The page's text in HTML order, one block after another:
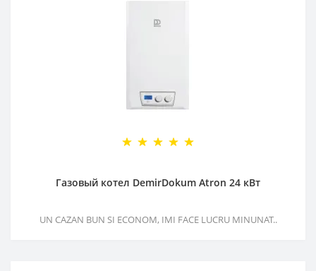
Газовый котел DemirDokum Atron 24 кВт
UN CAZAN BUN SI ECONOM, IMI FACE LUCRU MINUNAT..